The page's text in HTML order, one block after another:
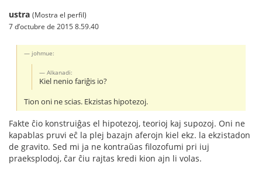
ustra (Mostra el perfil)
7 d’octubre de 2015 8.59.40
johmue:
Alkanadi:
Kiel nenio fariĝis io?
Tion oni ne scias. Ekzistas hipotezoj.
Fakte ĉio konstruiĝas el hipotezoj, teorioj kaj supozoj. Oni ne
kapablas pruvi eĉ la plej bazajn aferojn kiel ekz. la ekzistadon
de gravito. Sed mi ja ne kontraŭas filozofumi pri iuj
praeksplodoj, ĉar ĉiu rajtas kredi kion ajn li volas.